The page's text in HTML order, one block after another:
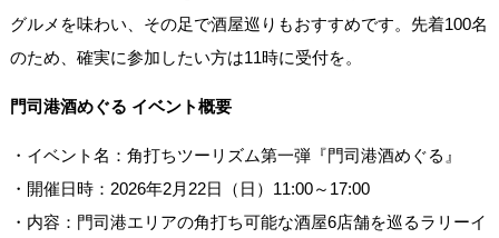
グルメを味わい、その足で酒屋巡りもおすすめです。先着100名
のため、確実に参加したい方は11時に受付を。
門司港酒めぐる イベント概要
・イベント名：角打ちツーリズム第一弾『門司港酒めぐる』
・開催日時：2026年2月22日（日）11:00～17:00
・内容：門司港エリアの角打ち可能な酒屋6店舗を巡るラリーイ